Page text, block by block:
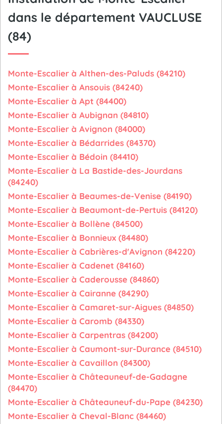
dans le département VAUCLUSE
(84)
Monte-Escalier à Althen-des-Paluds (84210)
Monte-Escalier à Ansouis (84240)
Monte-Escalier à Apt (84400)
Monte-Escalier à Aubignan (84810)
Monte-Escalier à Avignon (84000)
Monte-Escalier à Bédarrides (84370)
Monte-Escalier à Bédoin (84410)
Monte-Escalier à La Bastide-des-Jourdans
(84240)
Monte-Escalier à Beaumes-de-Venise (84190)
Monte-Escalier à Beaumont-de-Pertuis (84120)
Monte-Escalier à Bollène (84500)
Monte-Escalier à Bonnieux (84480)
Monte-Escalier à Cabrières-d'Avignon (84220)
Monte-Escalier à Cadenet (84160)
Monte-Escalier à Caderousse (84860)
Monte-Escalier à Cairanne (84290)
Monte-Escalier à Camaret-sur-Aigues (84850)
Monte-Escalier à Caromb (84330)
Monte-Escalier à Carpentras (84200)
Monte-Escalier à Caumont-sur-Durance (84510)
Monte-Escalier à Cavaillon (84300)
Monte-Escalier à Châteauneuf-de-Gadagne
(84470)
Monte-Escalier à Châteauneuf-du-Pape (84230)
Monte-Escalier à Cheval-Blanc (84460)